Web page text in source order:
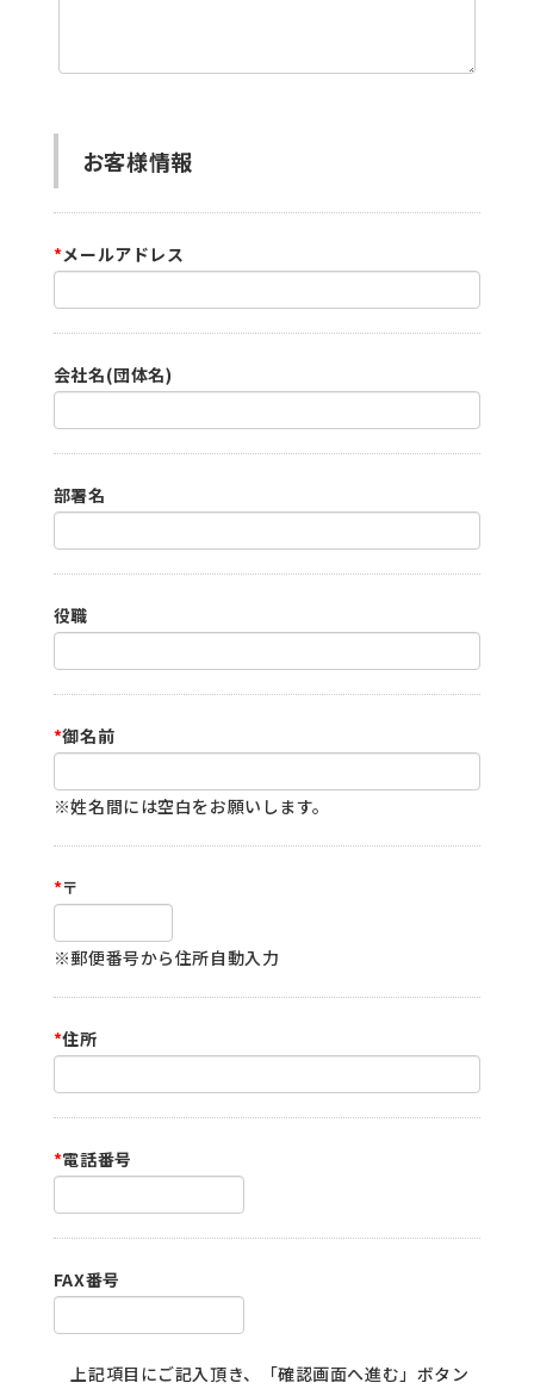
お客様情報
*メールアドレス
会社名(団体名)
部署名
役職
*御名前
※姓名間には空白をお願いします。
*〒
※郵便番号から住所自動入力
*住所
*電話番号
FAX番号
上記項目にご記入頂き、「確認画面へ進む」ボタン